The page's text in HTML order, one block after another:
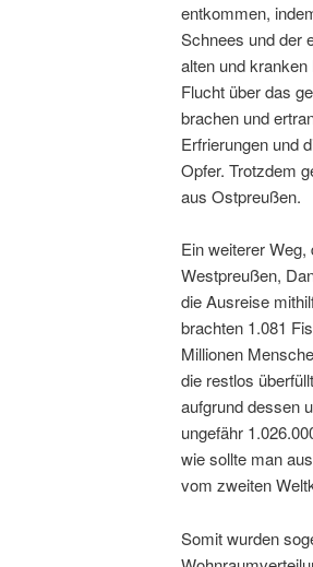
entkommen,
Schnees und der
alten und
Flucht über das
brachen und
Erfrierungen und
Opfer. Trotzdem
aus Ostpreußen.
Ein weiterer
Westpreußen,
die Ausreise
brachten 1.081
Millionen
die restlos
aufgrund dessen
ungefähr
wie sollte man
vom zweiten
Somit wurden